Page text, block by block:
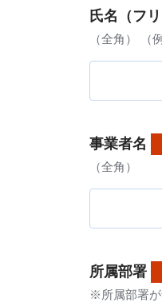
氏名（フリ
（全角）
事業者名
（全角）
所属部署
※所属部署が